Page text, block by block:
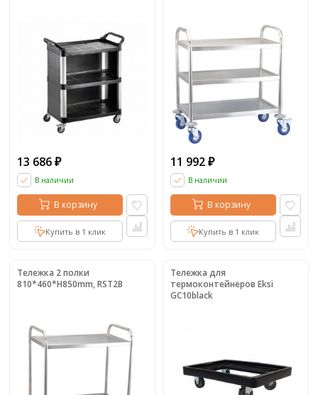
13 686 ₽
В наличии
В корзину
Купить в 1 клик
11 992 ₽
В наличии
В корзину
Купить в 1 клик
Тележка 2 полки
810*460*H850mm, RST2B
Тележка для
термоконтейнеров Eksi
GC10black